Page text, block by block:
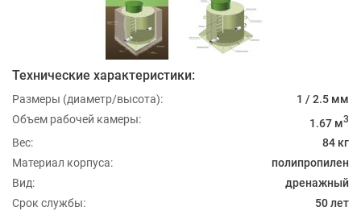
Технические характеристики:
Размеры (диаметр/высота):
1 / 2.5 мм
Объем рабочей камеры:
1.67 м3
Вес:
84 кг
Материал корпуса:
полипропилен
Вид:
дренажный
Срок службы:
50 лет